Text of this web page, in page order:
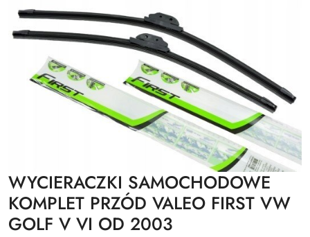
WYCIERACZKI SAMOCHODOWE
KOMPLET PRZÓD VALEO FIRST VW
GOLF V VI OD 2003